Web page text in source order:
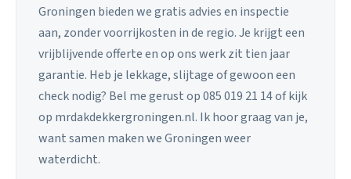
Groningen bieden we gratis advies en inspectie
aan, zonder voorrijkosten in de regio. Je krijgt een
vrijblijvende offerte en op ons werk zit tien jaar
garantie. Heb je lekkage, slijtage of gewoon een
check nodig? Bel me gerust op 085 019 21 14 of kijk
op mrdakdekkergroningen.nl. Ik hoor graag van je,
want samen maken we Groningen weer
waterdicht.